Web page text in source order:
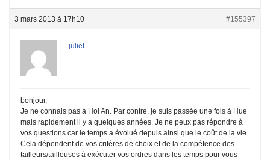
3 mars 2013 à 17h10 #155397
juliet
bonjour,
Je ne connais pas à Hoi An. Par contre, je suis passée une fois à Hue
mais rapidement il y a quelques années. Je ne peux pas répondre à
vos questions car le temps a évolué depuis ainsi que le coût de la vie.
Cela dépendent de vos critères de choix et de la compétence des
tailleurs/tailleuses à exécuter vos ordres dans les temps pour vous